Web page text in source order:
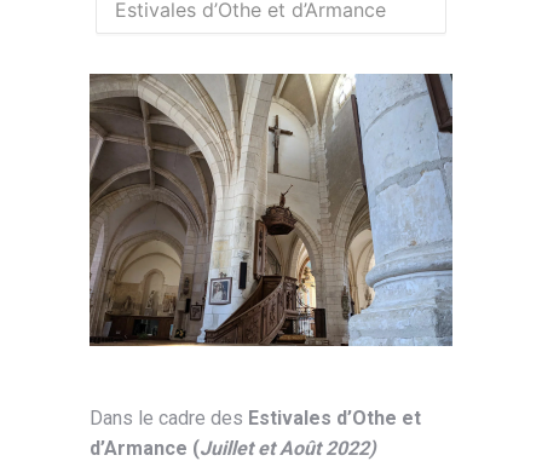
Estivales d’Othe et d’Armance
Dans le cadre des Estivales d’Othe et
d’Armance (Juillet et Août 2022)